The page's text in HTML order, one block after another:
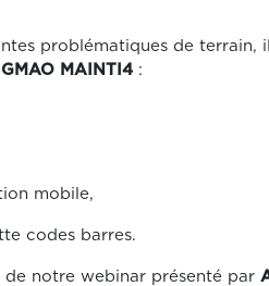
problématiques de terrain,
GMAO MAINTI4 :
mobile,
codes barres.
de notre webinar présenté par